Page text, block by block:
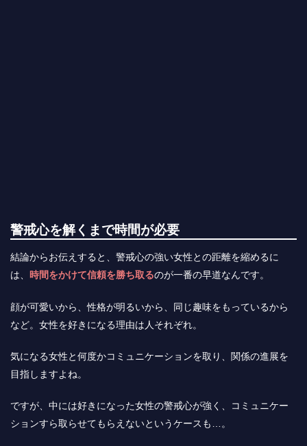
警戒心を解くまで時間が必要
結論からお伝えすると、警戒心の強い女性との距離を縮めるに
は、 時間をかけて信頼を勝ち取るのが一番の早道なんです。
顔が可愛いから、性格が明るいから、同じ趣味をもっているから
など。女性を好きになる理由は人それぞれ。
気になる女性と何度かコミュニケーションを取り、関係の進展を
目指しますよね。
ですが、中には好きになった女性の警戒心が強く、コミュニケー
ションすら取らせてもらえないというケースも…。